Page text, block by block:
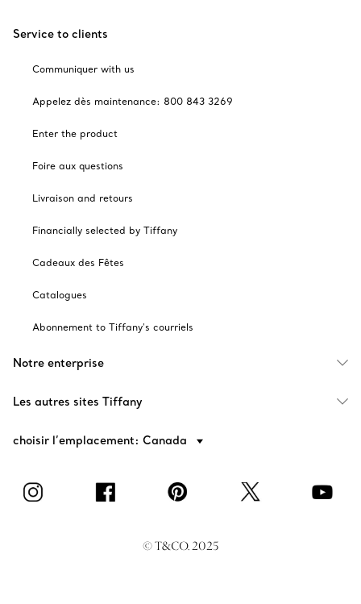
Service to clients
Communiquer with us
Appelez dès maintenance: 800 843 3269
Enter the product
Foire aux questions
Livraison and retours
Financially selected by Tiffany
Cadeaux des Fêtes
Catalogues
Abonnement to Tiffany's courriels
Notre enterprise
Les autres sites Tiffany
choisir l’emplacement: Canada
© T&CO. 2025